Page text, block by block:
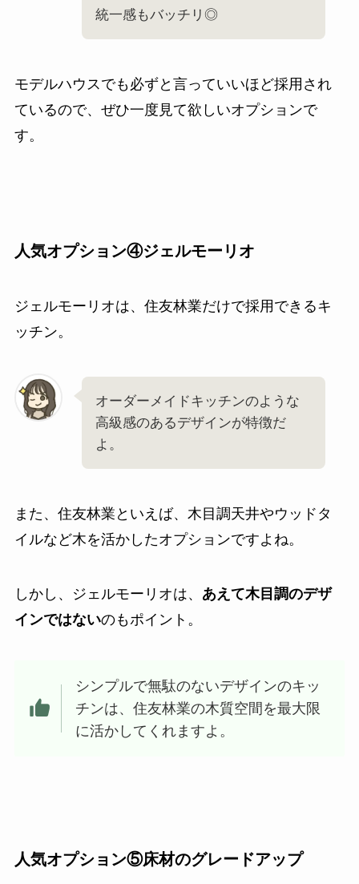
統一感もバッチリ◎
モデルハウスでも必ずと言っていいほど採用され
ているので、ぜひ一度見て欲しいオプションで
す。
人気オプション④ジェルモーリオ
ジェルモーリオは、住友林業だけで採用できるキ
ッチン。
オーダーメイドキッチンのような
高級感のあるデザインが特徴だ
よ。
また、住友林業といえば、木目調天井やウッドタ
イルなど木を活かしたオプションですよね。
しかし、ジェルモーリオは、 あえて木目調のデザ
インではないのもポイント。
シンプルで無駄のないデザインのキッ
チンは、住友林業の木質空間を最大限
に活かしてくれますよ。
人気オプション⑤床材のグレードアップ